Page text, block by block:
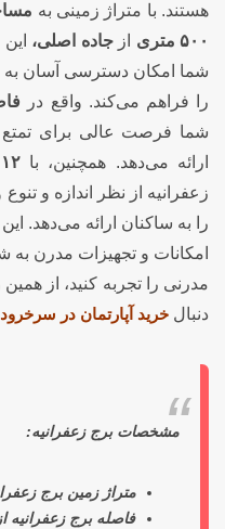
هستند. با متراژ زمینی به مساحت
۵۰۰ متری
ازجاده اصلی،
شما امکان دسترسی آسان
را فراهم می‌کند. واقع در فاصله
شما فرصت عالی برای تمتع
ارائه می‌دهد. همچنین، با۱۲ طبقه
زعفرانیه از نظر اندازه و
را به ساکنان ارائه می‌دهد.
امکانات و تجهیزات مدرن
مدرنی را تجربه کنید، از
دنبال خرید آپارتمان در سرخرود
مشخصات برج زعفرانیه:
متراژ زمین برج
فاصله برج زعفرانیه